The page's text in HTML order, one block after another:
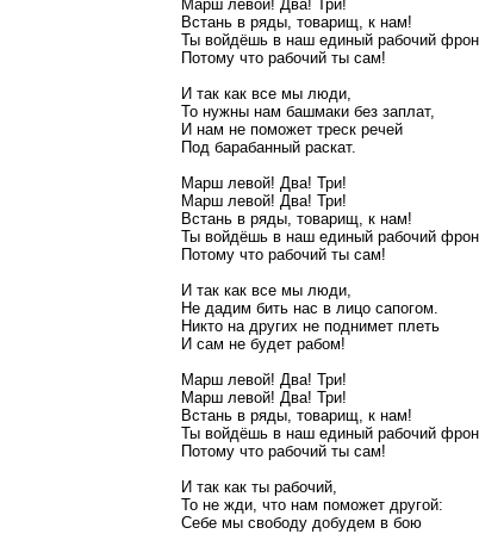
Марш левой! Два! Три!
Встань в ряды, товарищ, к нам!
Ты войдёшь в наш единый рабочий
Потому что рабочий ты сам!
И так как все мы люди,
То нужны нам башмаки без заплат,
И нам не поможет треск речей
Под барабанный раскат.
Марш левой! Два! Три!
Марш левой! Два! Три!
Встань в ряды, товарищ, к нам!
Ты войдёшь в наш единый рабочий
Потому что рабочий ты сам!
И так как все мы люди,
Не дадим бить нас в лицо сапогом.
Никто на других не поднимет плеть
И сам не будет рабом!
Марш левой! Два! Три!
Марш левой! Два! Три!
Встань в ряды, товарищ, к нам!
Ты войдёшь в наш единый рабочий
Потому что рабочий ты сам!
И так как ты рабочий,
То не жди, что нам поможет другой:
Себе мы свободу добудем в бою